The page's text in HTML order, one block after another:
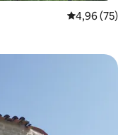
Vlerësimi
4,96 (75)